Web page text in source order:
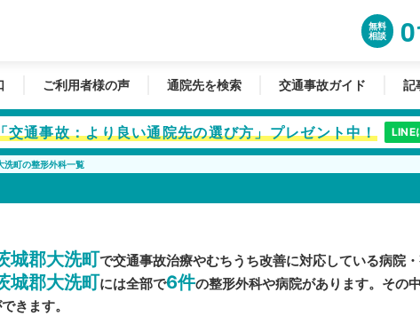
無料
相談
ご利用者様の声 通院先を検索 交通事故ガイド 記
交通事故：より良い通院先の選び方」プレゼント中！ LINE
洗町の整形外科一覧
城郡大洗町で交通事故治療やむちうち改善に対応している病院
城郡大洗町には全部で6件の整形外科や病院があります。その
きます。